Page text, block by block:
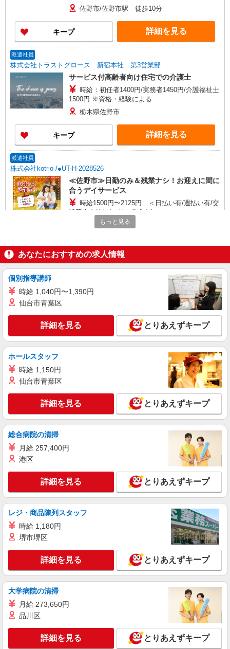
佐野市/佐野市駅 徒歩10分
キープ 詳細を見る
派遣社員
株式会社トラストグロース 新宿本社 第3営業部
サービス付高齢者向け住宅での介護士
時給：初任者1400円/実務者1450円/介護福祉士
1500円 ※資格・経験による
栃木県佐野市
キープ 詳細を見る
派遣社員
株式会社kotrio /●UT-H-2028526
≪佐野市≫日勤のみ＆残業ナシ！お迎えに間に
合うデイサービス
時給1500円〜2125円 ＜日払い有/週払い有/交
通費全支給(ガソリン代含む)＞
佐野市/佐野市駅 徒歩10分
キープ 詳細を見る
派遣社員
株式会社トラストグロース 新宿本社 第3営業部
ショートステイでの介護士
キープ 詳細を見る
派遣社員
株式会社kotrio /●UT-H-1876038
【佐野市】介護初心者集まれ！居心地のよいデ
イサービス
時給1500円〜2125円 ＜日払い有/週払い有/交
通費全支給(ガソリン代含む)＞
詳細を見る
≪佐野市≫介護の現場で心を燃やせ！！！デイ
サービスSTAFF
時給1500円〜2125円 ＜日払い有/週払い有/交
キープ 詳細を見る
アルバイト パート
日研トータルソーシング株式会社 メディカルケア事業部/宇都宮オフ
ィス【看護助手】
時給1,180円 ★週払いOK（規定あり） ※給与
幅は経験・能力による
もっと見る
あなたにおすすめの求人情報
個別指導講師
時給 1,040円〜1,390円
仙台市青葉区
詳細を見る とりあえずキープ
ホールスタッフ
時給 1,150円
仙台市青葉区
詳細を見る とりあえずキープ
総合病院の清掃
月給 257,400円
港区
詳細を見る とりあえずキープ
レジ・商品陳列スタッフ
時給 1,180円
堺市堺区
詳細を見る とりあえずキープ
大学病院の清掃
月給 273,650円
品川区
詳細を見る とりあえずキープ